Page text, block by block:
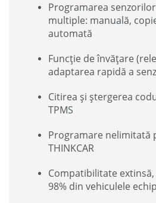
Programarea
multiple: manuală,
automată
Funcție de învățare
adaptarea rapidă a
Citirea și ștergerea
TPMS
Programare nelimitată
THINKCAR
Compatibilitate
98% din vehiculele